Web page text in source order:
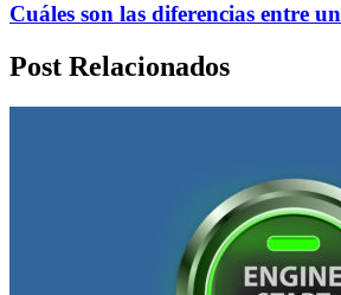
Cuáles son las diferencias entre
Post Relacionados